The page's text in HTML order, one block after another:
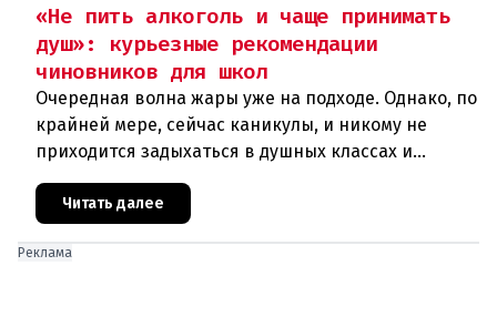
«Не пить алкоголь и чаще принимать
душ»: курьезные рекомендации
чиновников для школ
Очередная волна жары уже на подходе. Однако, по
крайней мере, сейчас каникулы, и никому не
приходится задыхаться в душных классах и
была в конце июня, ког
Читать далее
Реклама